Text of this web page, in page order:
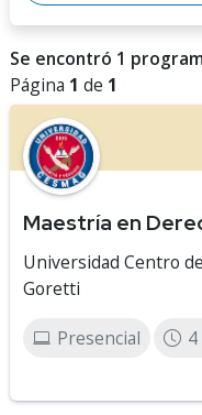
Se encontró 1
Página 1 de 1
Maestría en
Universidad Centro
Goretti
Presencial